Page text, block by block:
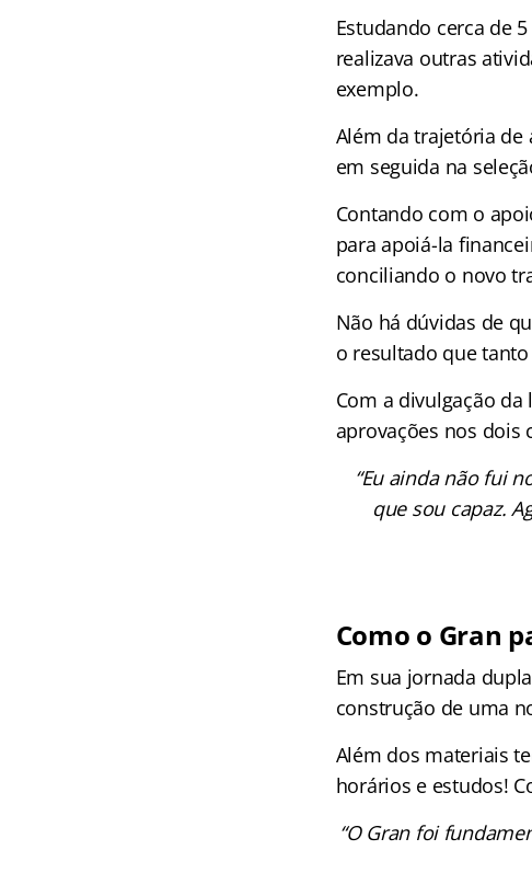
Estudando cerca de
realizava outras
exemplo.
Além da trajetória de
em seguida na
Contando com o
para apoiá-la
conciliando o novo
Não há dúvidas de
o resultado que
Com a divulgação da
aprovações nos dois
“Eu ainda não fui
que sou capaz.
Como o Gran
Em sua jornada
construção de uma
Além dos materiais
horários e estudos!
“O Gran foi